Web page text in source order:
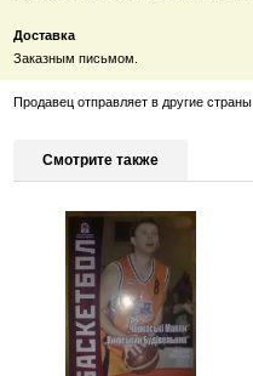
Доставка
Заказным письмом.
Продавец отправляет в другие страны
Смотрите также